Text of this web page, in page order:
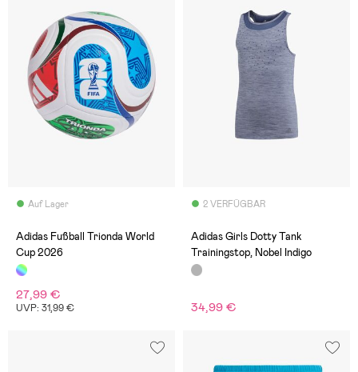
Auf Lager
Adidas Fußball Trionda World
Cup 2026
27,99 €
UVP: 31,99 €
2 VERFÜGBAR
Adidas Girls Dotty Tank
Trainingstop, Nobel Indigo
34,99 €